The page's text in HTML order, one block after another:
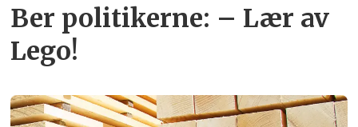
Ber politikerne: – Lær av
Lego!